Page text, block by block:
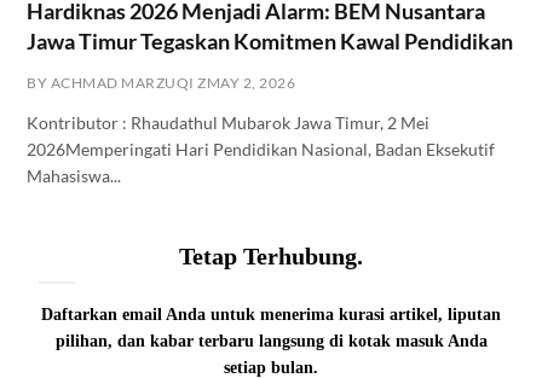
Hardiknas 2026 Menjadi Alarm: BEM Nusantara
Jawa Timur Tegaskan Komitmen Kawal Pendidikan
BY ACHMAD MARZUQI ZMAY 2, 2026
Kontributor : Rhaudathul Mubarok Jawa Timur, 2 Mei
2026Memperingati Hari Pendidikan Nasional, Badan Eksekutif
Mahasiswa...
Tetap Terhubung.
Daftarkan email Anda untuk menerima kurasi artikel, liputan
pilihan, dan kabar terbaru langsung di kotak masuk Anda
setiap bulan.